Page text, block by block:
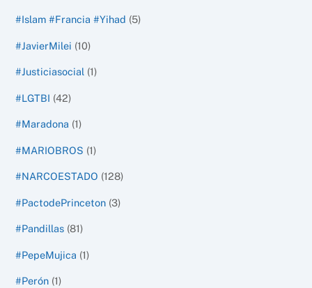
#Islam #Francia #Yihad (5)
#JavierMilei (10)
#Justiciasocial (1)
#LGTBI (42)
#Maradona (1)
#MARIOBROS (1)
#NARCOESTADO (128)
#PactodePrinceton (3)
#Pandillas (81)
#PepeMujica (1)
#Perón (1)